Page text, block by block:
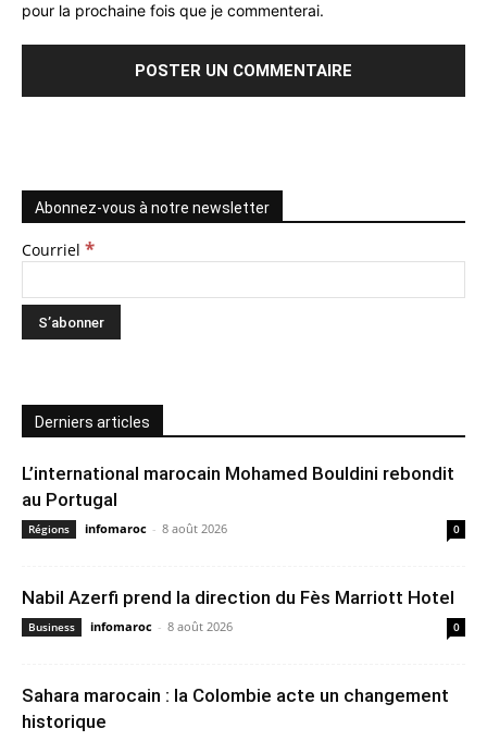
pour la prochaine fois que je commenterai.
Abonnez-vous à notre newsletter
Courriel *
Derniers articles
L’international marocain Mohamed Bouldini rebondit
au Portugal
Régions infomaroc - 8 août 2026 0
Nabil Azerfi prend la direction du Fès Marriott Hotel
Business infomaroc - 8 août 2026 0
Sahara marocain : la Colombie acte un changement
historique